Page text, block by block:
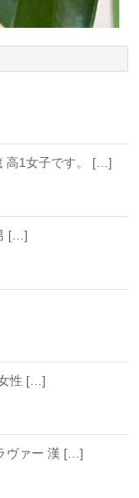
高1女子です。 […]
[…]
性 […]
ヴァー 漢 […]